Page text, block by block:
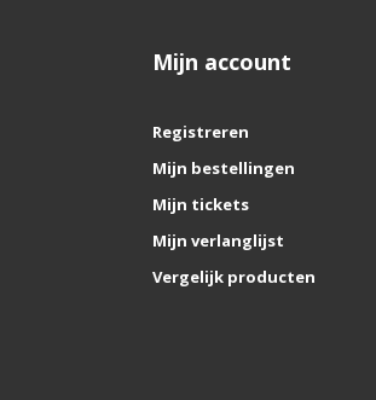
Mijn account
Registreren
Mijn bestellingen
Mijn tickets
Mijn verlanglijst
Vergelijk producten